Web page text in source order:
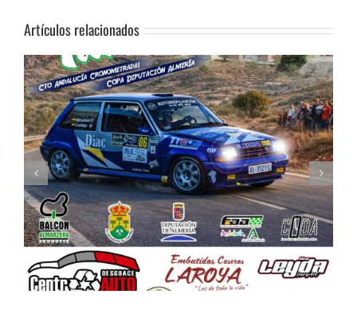
Artículos relacionados
Celebrada la Asamblea General de la FAA